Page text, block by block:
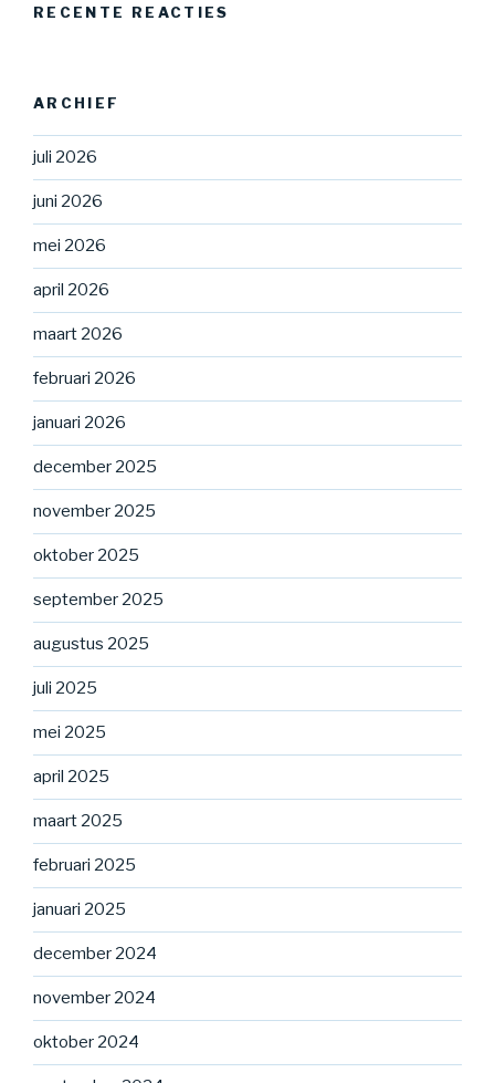
RECENTE REACTIES
ARCHIEF
juli 2026
juni 2026
mei 2026
april 2026
maart 2026
februari 2026
januari 2026
december 2025
november 2025
oktober 2025
september 2025
augustus 2025
juli 2025
mei 2025
april 2025
maart 2025
februari 2025
januari 2025
december 2024
november 2024
oktober 2024